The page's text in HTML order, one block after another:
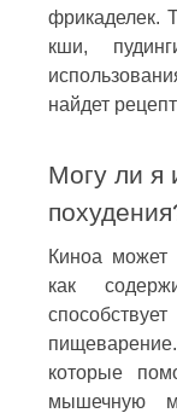
фрикаделек.
кши,
найдет
Могу ли я
Киноа может
как
которые
мышечную